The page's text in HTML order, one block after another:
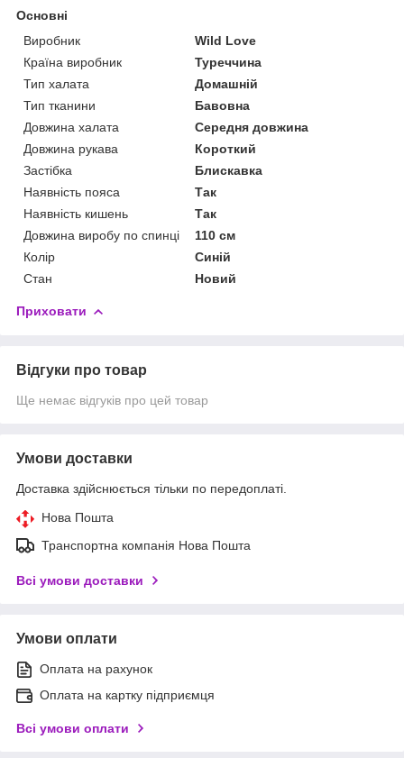
Основні
Виробник
Wild Love
Країна виробник
Туреччина
Тип халата
Домашній
Тип тканини
Бавовна
Довжина халата
Середня довжина
Довжина рукава
Короткий
Застібка
Блискавка
Наявність пояса
Так
Наявність кишень
Так
Довжина виробу по спинці
110 см
Колір
Синій
Стан
Новий
Приховати
Відгуки про товар
Ще немає відгуків про цей товар
Умови доставки
Доставка здійснюється тільки по передоплаті.
Нова Пошта
Транспортна компанія Нова Пошта
Всі умови доставки
Умови оплати
Оплата на рахунок
Оплата на картку підприємця
Всі умови оплати